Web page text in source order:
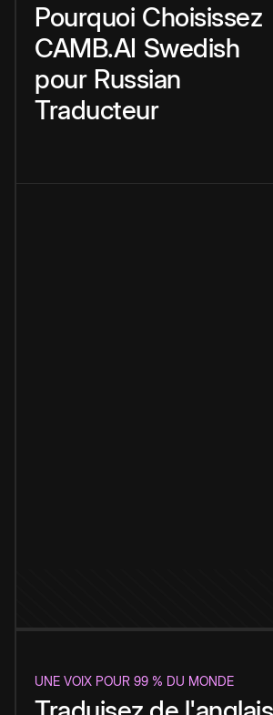
Pourquoi Choisissez
CAMB.AI Swedish
pour Russian
Traducteur
UNE VOIX POUR 99 % DU MONDE